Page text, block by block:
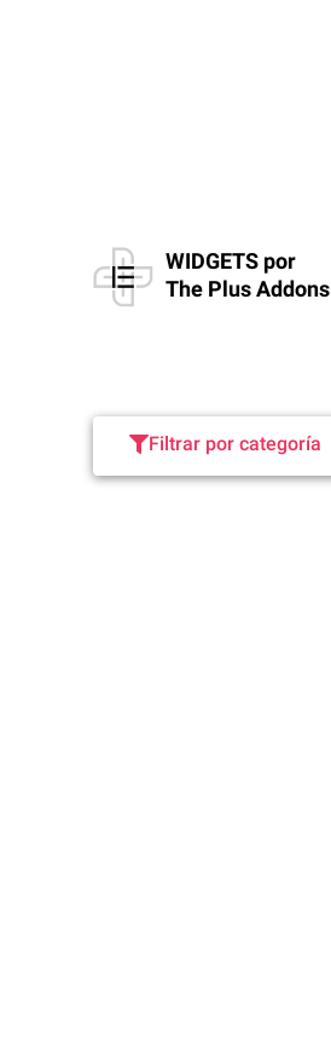
WIDGETS por
The Plus Addons
Filtrar por categoría